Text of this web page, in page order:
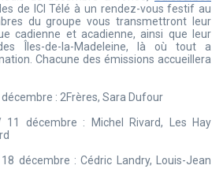
de ICI Télé à un rendez-vous festif au
du groupe vous transmettront leur
cadienne et acadienne, ainsi que leur
Îles-de-la-Madeleine, là où tout a
Chacune des émissions accueillera
: 2Frères, Sara Dufour
11 décembre : Michel Rivard, Les Hay
décembre : Cédric Landry, Louis-Jean